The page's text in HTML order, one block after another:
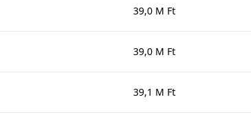
39,0 M Ft
39,0 M Ft
39,1 M Ft